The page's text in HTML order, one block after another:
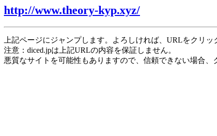
http://www.theory-kyp.xyz/
上記ページにジャンプします。よろしければ、URLをクリ
注意：diced.jpは上記URLの内容を保証しません。
悪質なサイトを可能性もありますので、信頼できない場合、